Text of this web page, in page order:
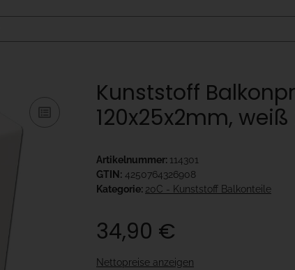
Kunststoff
120x25x2mm,
Artikelnummer: 114301
GTIN: 4250764326908
Kategorie: 20C - Kunststoff Balkonteile
34,90 €
Nettopreise anzeigen